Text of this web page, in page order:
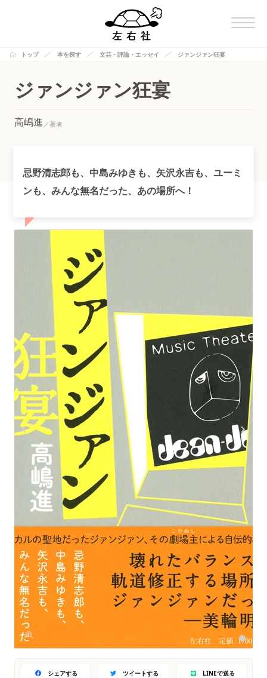
トップ 本を探す 文芸・評論・エッセイ ジァンジァン狂宴
ジァンジァン狂宴
高嶋進
忌野清志郎も、中島みゆきも、矢沢永吉も、ユーミ
ンも、みんな無名だった、あの場所へ！
シェアする ツイートする LINEで送る